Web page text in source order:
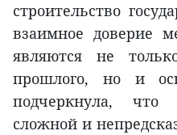
строительство
взаимное доверие
являются не
прошлого, но и
подчеркнула,
сложной и